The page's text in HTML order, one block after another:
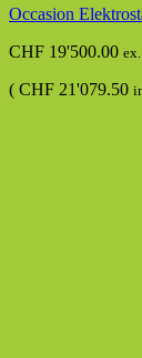
Occasion
CHF 19'500.00
( CHF 21'079.50